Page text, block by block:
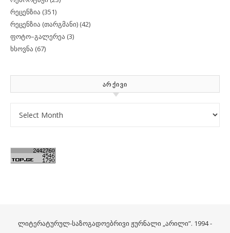
რეცენზია (351)
რეცენზია (თარგმანი) (42)
ფოტო–გალერეა (3)
ხსოვნა (67)
ᲐᲠᲥᲘᲕᲘ
ლიტერატურულ-საზოგადოებრივი ჟურნალი „არილი”. 1994 -